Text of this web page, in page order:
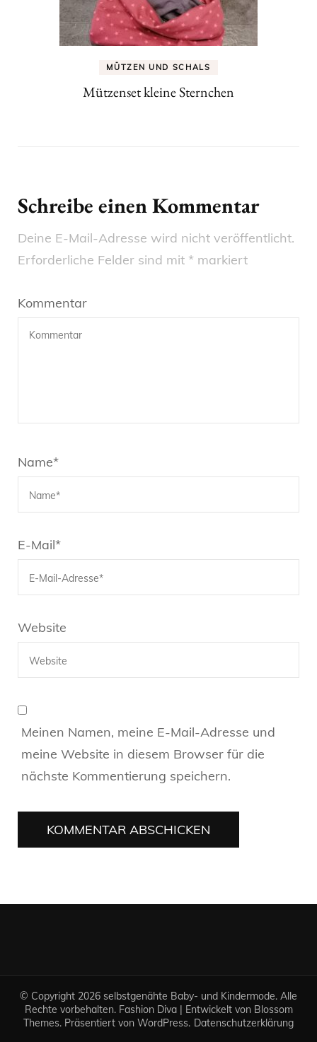
MÜTZEN UND SCHALS
Mützenset kleine Sternchen
Schreibe einen Kommentar
Deine E-Mail-Adresse wird nicht veröffentlicht.
Erforderliche Felder sind mit * markiert
Kommentar
Name*
E-Mail*
Website
Meinen Namen, meine E-Mail-Adresse und
meine Website in diesem Browser für die
nächste Kommentierung speichern.
© Copyright 2026 selbstgenähte Baby- und Kindermode. Alle
Rechte vorbehalten.Fashion Diva | Entwickelt von Blossom
Themes. Präsentiert von WordPress. Datenschutzerklärung